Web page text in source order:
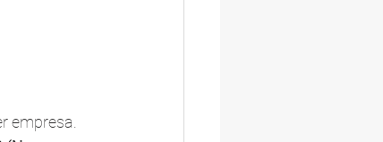
empresa.